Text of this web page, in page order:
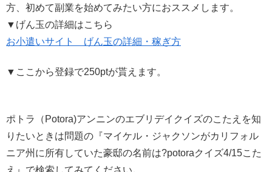
方、初めて副業を始めてみたい方におススメします。
▼げん玉の詳細はこちら
お小遣いサイト げん玉の詳細・稼ぎ方
▼ここから登録で250ptが貰えます。
ポトラ（Potora)アンニンのエブリデイクイズのこたえを知
りたいときは問題の『マイケル・ジャクソンがカリフォル
ニア州に所有していた豪邸の名前は?potoraクイズ4/15こた